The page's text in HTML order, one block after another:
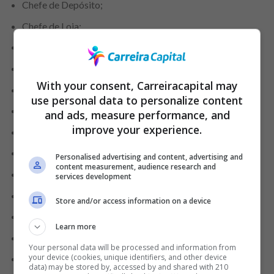
Chefe de Depósito;
Chefe de Loja;
Chefe de Manutenção;
Chefe de Seção Açougue;
Chefe de Seção Hortifruti;
Chefe de Seção Mercearia;
Chefe de Seção Padaria;
Chefe Frente de Caixa;
Empacotador;
Encarregado de Açougue;
Encarregado de Estacionamento;
Encarregado de Limpeza;
Encarregado de Logística;
With your consent, Carreiracapital may
use personal data to personalize content
and ads, measure performance, and
improve your experience.
Personalised advertising and content, advertising and
content measurement, audience research and
services development
Store and/or access information on a device
Learn more
Your personal data will be processed and information from
your device (cookies, unique identifiers, and other device
data) may be stored by, accessed by and shared with 210